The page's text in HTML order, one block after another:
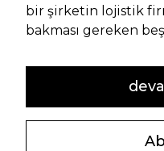
bir şirketin lojistik
bakması gereken